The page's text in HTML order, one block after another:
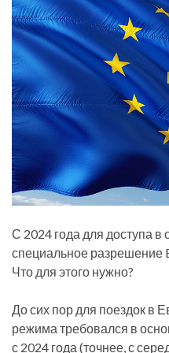
С 2024 года для доступа в
специальное разрешение
Что для этого нужно?
До сих пор для поездок в
режима требовался в
с 2024 года (точнее, с